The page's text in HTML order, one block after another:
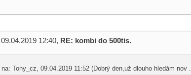
12:40, RE: kombi do 500tis.
Tony_cz, 09.04.2019 11:52 (Dobrý den,už dlouho hledám nov